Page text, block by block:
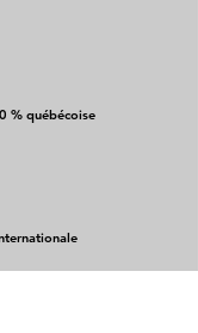
% québécoise